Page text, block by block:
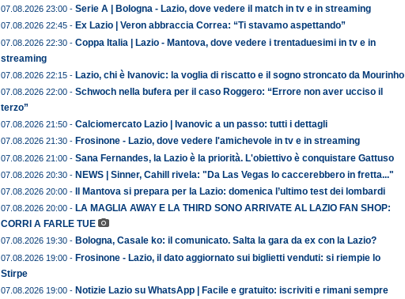
07.08.2026 23:00 - Serie A | Bologna - Lazio, dove vedere il match in tv e in streaming
07.08.2026 22:45 - Ex Lazio | Veron abbraccia Correa: “Ti stavamo aspettando”
07.08.2026 22:30 - Coppa Italia | Lazio - Mantova, dove vedere i trentaduesimi in tv e in
streaming
07.08.2026 22:15 - Lazio, chi è Ivanovic: la voglia di riscatto e il sogno stroncato da Mourinho
07.08.2026 22:00 - Schwoch nella bufera per il caso Roggero: “Errore non aver ucciso il
terzo”
07.08.2026 21:50 - Calciomercato Lazio | Ivanovic a un passo: tutti i dettagli
07.08.2026 21:30 - Frosinone - Lazio, dove vedere l'amichevole in tv e in streaming
07.08.2026 21:00 - Sana Fernandes, la Lazio è la priorità. L'obiettivo è conquistare Gattuso
07.08.2026 20:30 - NEWS | Sinner, Cahill rivela: "Da Las Vegas lo caccerebbero in fretta..."
07.08.2026 20:00 - Il Mantova si prepara per la Lazio: domenica l’ultimo test dei lombardi
07.08.2026 20:00 - LA MAGLIA AWAY E LA THIRD SONO ARRIVATE AL LAZIO FAN SHOP:
CORRI A FARLE TUE
07.08.2026 19:30 - Bologna, Casale ko: il comunicato. Salta la gara da ex con la Lazio?
07.08.2026 19:00 - Frosinone - Lazio, il dato aggiornato sui biglietti venduti: si riempie lo
Stirpe
07.08.2026 19:00 - Notizie Lazio su WhatsApp | Facile e gratuito: iscriviti e rimani sempre